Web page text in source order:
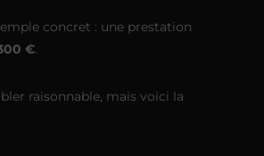
concret : une prestation
€.
raisonnable, mais voici la